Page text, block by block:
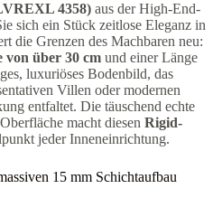
4358) aus der High-End-
sich ein Stück zeitlose Eleganz in
die Grenzen des Machbaren neu:
von über 30 cm und einer Länge
luxuriöses Bodenbild, das
Villen oder modernen
entfaltet. Die täuschend echte
macht diesen Rigid-
jeder Inneneinrichtung.
15 mm Schichtaufbau